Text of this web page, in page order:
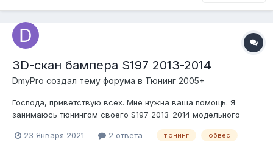
3D-скан бампера S197 2013-2014
DmyPro создал тему форума в Тюнинг 2005+
Господа, приветствую всех. Мне нужна ваша помощь. Я
занимаюсь тюнингом своего S197 2013-2014 модельного
соответствии с трендами автомобильного дизайна 2020х
23 Января 2021 2 ответа тюнинг обвес